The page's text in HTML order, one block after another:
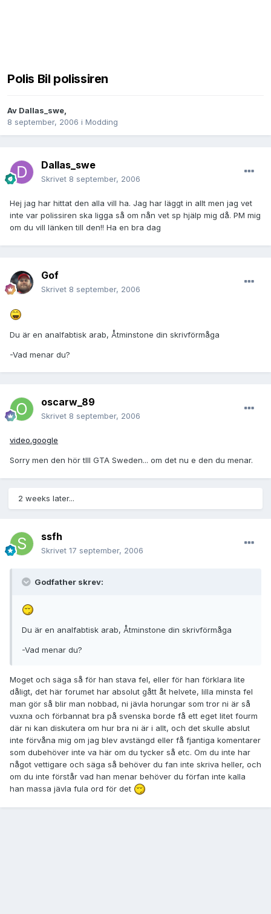
Polis Bil polissiren
Av Dallas_swe,
8 september, 2006 i Modding
Dallas_swe
Skrivet 8 september, 2006
Hej jag har hittat den alla vill ha. Jag har läggt in allt men jag vet
inte var polissiren ska ligga så om nån vet sp hjälp mig då. PM mig
om du vill länken till den!! Ha en bra dag
Gof
Skrivet 8 september, 2006
Du är en analfabtisk arab, Åtminstone din skrivförmåga
-Vad menar du?
oscarw_89
Skrivet 8 september, 2006
video.google
Sorry men den hör tlll GTA Sweden... om det nu e den du menar.
2 weeks later...
ssfh
Skrivet 17 september, 2006
Godfather skrev:
Du är en analfabtisk arab, Åtminstone din skrivförmåga
-Vad menar du?
Moget och säga så för han stava fel, eller för han förklara lite
dåligt, det här forumet har absolut gått åt helvete, lilla minsta fel
man gör så blir man nobbad, ni jävla horungar som tror ni är så
vuxna och förbannat bra på svenska borde få ett eget litet fourm
där ni kan diskutera om hur bra ni är i allt, och det skulle abslut
inte förvåna mig om jag blev avstängd eller få fjantiga komentarer
som dubehöver inte va här om du tycker så etc. Om du inte har
något vettigare och säga så behöver du fan inte skriva heller, och
om du inte förstår vad han menar behöver du förfan inte kalla
han massa jävla fula ord för det